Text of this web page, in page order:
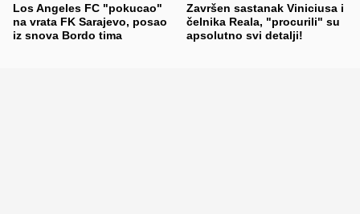
Los Angeles FC "pokucao"
na vrata FK Sarajevo, posao
iz snova Bordo tima
Završen sastanak Viniciusa i
čelnika Reala, "procurili" su
apsolutno svi detalji!